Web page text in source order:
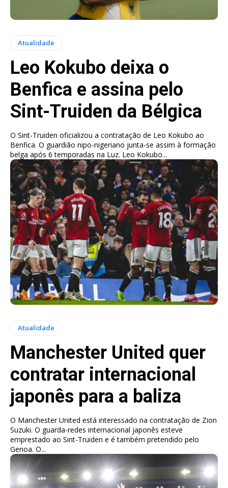
Atualidade
Leo Kokubo deixa o
Benfica e assina pelo
Sint-Truiden da Bélgica
O Sint-Truiden oficializou a contratação de Leo Kokubo ao
Benfica. O guardião nipo-nigeriano junta-se assim à formação
belga após 6 temporadas na Luz. Leo Kokubo...
Atualidade
Manchester United quer
contratar internacional
japonês para a baliza
O Manchester United está interessado na contratação de Zion
Suzuki. O guarda-redes internacional japonês esteve
emprestado ao Sint-Truiden e é também pretendido pelo
Genoa. O...